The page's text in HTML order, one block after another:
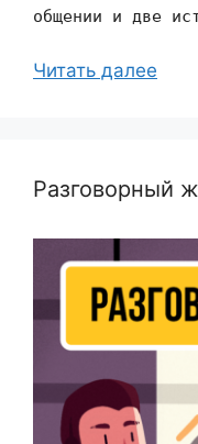
общении и две
Читать далее
Разговорный